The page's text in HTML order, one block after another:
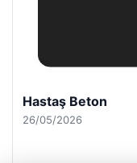
Prenses Night Club
29/04/2026